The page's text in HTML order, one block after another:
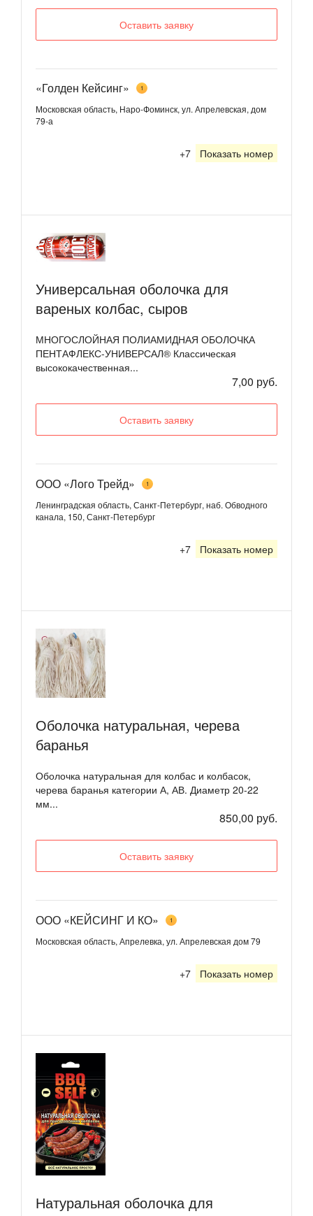
Оставить заявку
«Голден Кейсинг» 1
Московская область, Наро-Фоминск, ул. Апрелевская, дом
79-а
+7 Показать номер
Универсальная оболочка для
вареных колбас, сыров
МНОГОСЛОЙНАЯ ПОЛИАМИДНАЯ ОБОЛОЧКА
ПЕНТАФЛЕКС-УНИВЕРСАЛ® Классическая
высококачественная...
7,00 руб.
Оставить заявку
ООО «Лого Трейд» 1
Ленинградская область, Санкт-Петербург, наб. Обводного
канала, 150, Санкт-Петербург
+7 Показать номер
Оболочка натуральная, черева
баранья
Оболочка натуральная для колбас и колбасок,
черева баранья категории А, АВ. Диаметр 20-22
мм...
850,00 руб.
Оставить заявку
ООО «КЕЙСИНГ И КО» 1
Московская область, Апрелевка, ул. Апрелевская дом 79
+7 Показать номер
Натуральная оболочка для